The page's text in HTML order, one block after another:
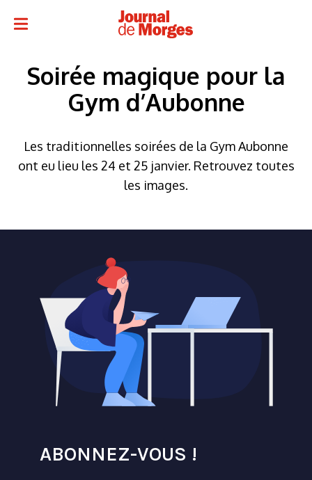
Soirée magique pour la
Gym d’Aubonne
Les traditionnelles soirées de la Gym Aubonne
ont eu lieu les 24 et 25 janvier. Retrouvez toutes
les images.
ABONNEZ-VOUS !